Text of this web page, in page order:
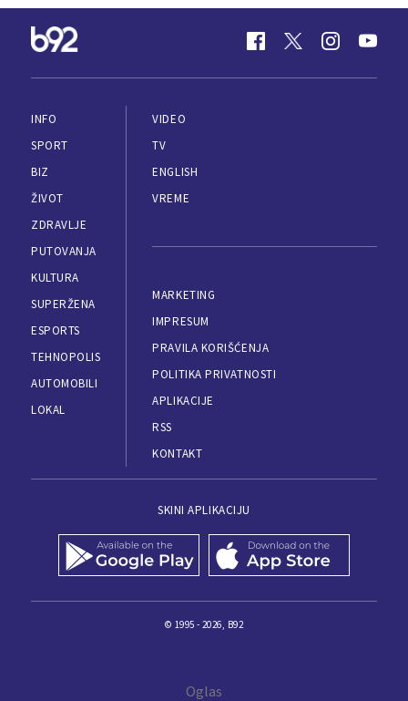
INFO
SPORT
BIZ
ŽIVOT
ZDRAVLJE
PUTOVANJA
KULTURA
SUPERŽENA
ESPORTS
TEHNOPOLIS
AUTOMOBILI
LOKAL
VIDEO
TV
ENGLISH
VREME
MARKETING
IMPRESUM
PRAVILA KORIŠĆENJA
POLITIKA PRIVATNOSTI
APLIKACIJE
RSS
KONTAKT
SKINI APLIKACIJU
© 1995 - 2026, B92